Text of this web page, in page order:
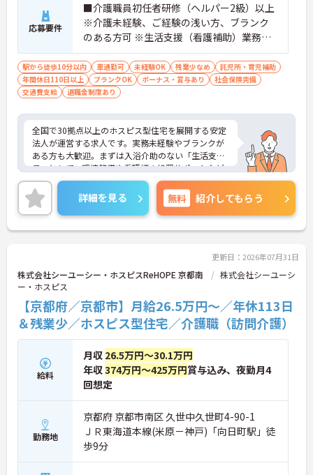
あるなど、年次にかかわらず頑張りが評価され、キ
ャリアアップを実現できる職場環境です
【働きやすい休日・残業面と、長く安心して働ける
・月9日公休に加え、夏季・冬季休暇各3日が確保さ
れており（年間休日113日）、オンオフのメリハリ
をつけて働くことができます。
・全社平均残業月5時間程度と、業界平均を大きく
下回る少ない残業時間を実現しています
・退職金制度（勤続3年以上）・保育手当・育児短
時間勤務・マインドフルネスプログラムなど、長期
的に安心して働き続けるための制度が充実していま
す
応募要件
■介護職員初任者研修（ヘルパー2級）以上
※介護未経験、ご経験の浅い方、ブランク
のある方可 ※生活支援（看護補助）業務か
ら経験し、訪問介護員へのキャリアアップ
を目指せます
駅から徒歩10分以内 車通勤可 未経験OK 残業少なめ
託児所・育児補助
年間休日110日以上
ブランクOK ボーナス・賞与あり
社会保険完備
交通費支給
退職金制度あり
全国で30拠点以上のホスピス型住宅を展開する安定
法人が運営する求人です。実務未経験やブランクが
ある方も大歓迎。まずは入浴介助のない「生活支援
員」として、環境整備や看護師の処置サポートなど
の業務からスタートし、無理なくホスピスケアの経
験を積むことができ、ゆくゆくは訪問介護員へステ
ップアップすることも可能です。残業は全社平均月5
時間程度と少なく、連続休暇の取得で支援金が支給
される独自の制度や、自由診療の割引が受けられる
時間連携の訪問診療医もいるため、医療依存度の高
い方へのケアもチームで安心して取り組める環境で
す。
★おすすめPOINT★
【無理なくステップアップできる業務内容】
・実務未経験からでも挑戦可能です
・入浴介助なし、まずは生活支援や看護師のサポー
トからスタートできます
・資格取得支援制度を活用し、将来的に訪問介護員
を目指せる環境です
ベートの時間を確保できます
・3日以上の連続休暇取得で支援金が支給される独
自の制度があります
詳細を見る 無料 紹介してもらう
更新日：2026年07月31日
株式会社シーユーシー・ホスピスReHOPE 京都南
株式会社シーユーシ
ー・ホスピス
【京都府／京都市】月給26.5万円～／年休113日
＆残業少／ホスピス型住宅／介護職（訪問介護）
給料
月収 26.5万円～30.1万円
年収374万円～425万円賞与込み、夜勤月4
回想定
勤務地
京都府 京都市南区 久世中久世町4-90-1
ＪＲ東海道本線(米原－神戸)「向日町駅」徒
歩9分